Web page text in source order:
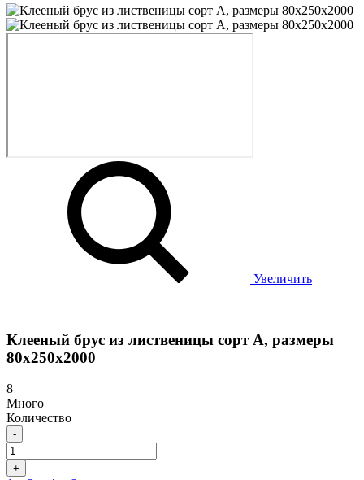
Увеличить
Клееный брус из лиственицы сорт А, размеры
80х250х2000
8
Много
Количество
-
+